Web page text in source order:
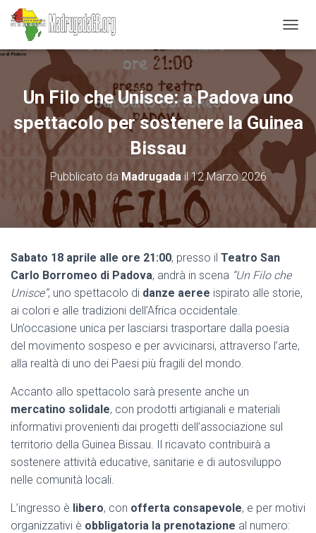
A
V
G
A
I
O
G
G
Un Filo che Unisce: a Padova uno
spettacolo per sostenere la Guinea
Bissau
Pubblicato da Madrugadail12 Marzo 2026
Sabato 18 aprile alle ore 21:00, presso il Teatro San
Carlo Borromeo di Padova, andrà in scena “Un Filo che
Unisce”, uno spettacolo di danze aeree ispirato alle storie,
ai colori e alle tradizioni dell’Africa occidentale.
Un’occasione unica per lasciarsi trasportare dalla poesia
del movimento sospeso e per avvicinarsi, attraverso l’arte,
alla realtà di uno dei Paesi più fragili del mondo.
Accanto allo spettacolo sarà presente anche un
mercatino solidale, con prodotti artigianali e materiali
informativi provenienti dai progetti dell’associazione sul
territorio della Guinea Bissau. Il ricavato contribuirà a
sostenere attività educative, sanitarie e di autosviluppo
nelle comunità locali.
L’ingresso è libero, con offerta consapevole, e per motivi
organizzativi è obbligatoria la prenotazione al numero: